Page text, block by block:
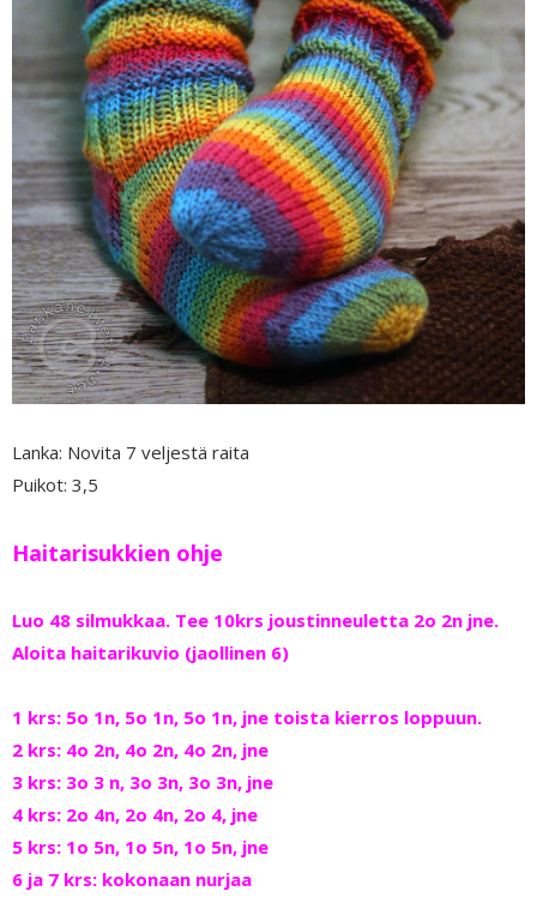
Lanka: Novita 7 veljestä raita
Puikot: 3,5
Haitarisukkien ohje
Luo 48 silmukkaa. Tee 10krs joustinneuletta 2o 2n jne.
Aloita haitarikuvio (jaollinen 6)
1 krs: 5o 1n, 5o 1n, 5o 1n, jne toista kierros loppuun.
2 krs: 4o 2n, 4o 2n, 4o 2n, jne
3 krs: 3o 3 n, 3o 3n, 3o 3n, jne
4 krs: 2o 4n, 2o 4n, 2o 4, jne
5 krs: 1o 5n, 1o 5n, 1o 5n, jne
6 ja 7 krs: kokonaan nurjaa